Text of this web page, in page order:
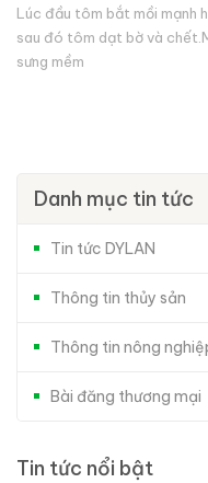
Lúc đầu tôm bắt mồi mạnh
sau đó tôm dạt bờ và
sưng mềm
Danh mục tin tức
Tin tức DYLAN
Thông tin thủy sản
Thông tin nông
Bài đăng thương mại
Tin tức nổi bật